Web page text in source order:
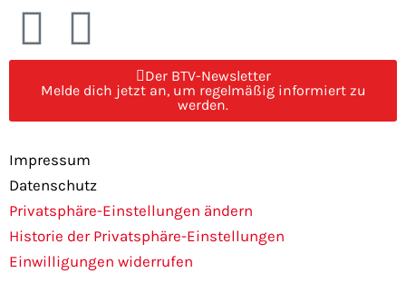
F
a
c
e
b
o
I
n
s
t
a
g
Der BTV-Newsletter
Melde dich jetzt an, um regelmäßig informiert zu
werden.
Impressum
Datenschutz
Privatsphäre-Einstellungen ändern
Historie der Privatsphäre-Einstellungen
Einwilligungen widerrufen